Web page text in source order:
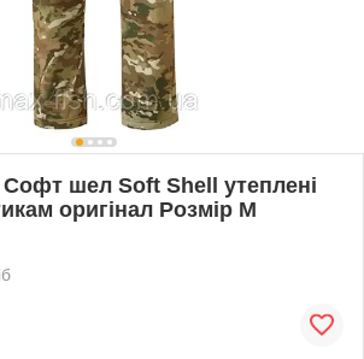
шел Soft Shell утеплені
оригінал Розмір M